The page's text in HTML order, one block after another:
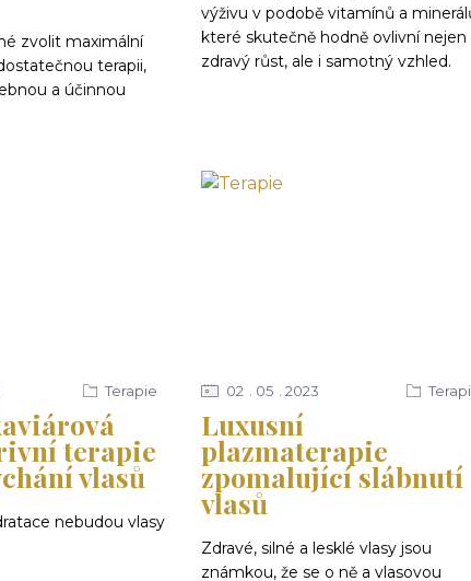
zvolit maximální
terapii,
a účinnou
výživu v podobě vitamínů a
které skutečně hodně ovlivní nejen
zdravý růst, ale i samotný vzhled.
terapie
vlasů
Terapie
nebudou vlasy
Luxusní
plazmaterapie
zpomalující slábnutí
vlasů
02 05 2023
Zdravé, silné a lesklé vlasy jsou
známkou, že se o ně a vlasovou